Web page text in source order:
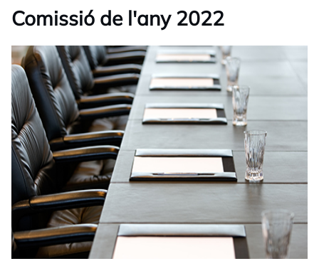
Comissió de l'any 2022